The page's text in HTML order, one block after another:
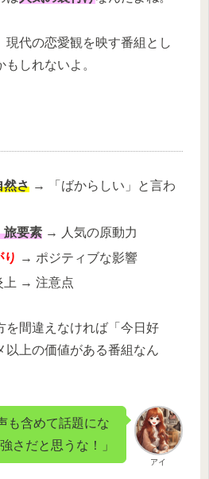
現代の恋愛観を映す番組とし
しれないよ。
然さ → 「ばからしい」と言わ
旅要素 → 人気の原動力
→ ポジティブな影響
上 → 注意点
を間違えなければ「今日好
以上の価値がある番組なん
アイ
も含めて話題にな
さだと思うな！」